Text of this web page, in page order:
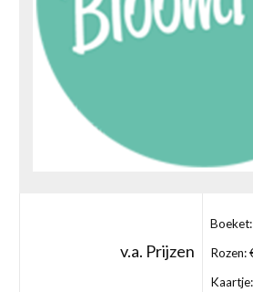
v.a. Prijzen
Rozen: